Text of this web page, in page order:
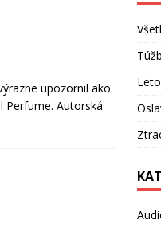
upozornil ako
Perfume. Autorská